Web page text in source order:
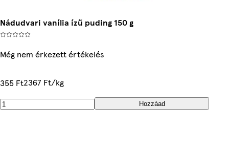
Nádudvari vanília ízű puding 150 g
Még nem érkezett értékelés
355 Ft2367 Ft/kg
Hozzáad